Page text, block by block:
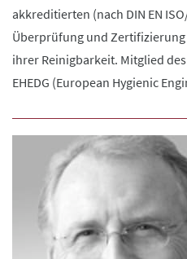
akkreditierten (nach DIN EN
Überprüfung und
ihrer Reinigbarkeit. Mitglied
EHEDG (European Hygienic